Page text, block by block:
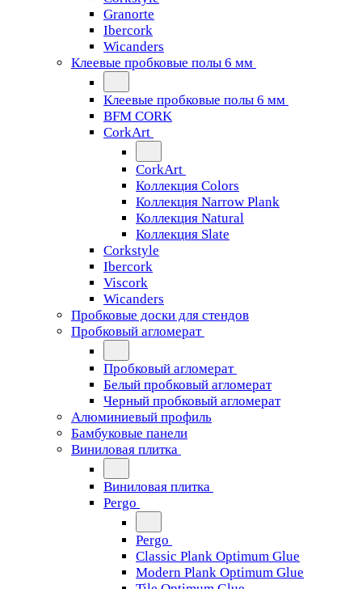
Granorte
Ibercork
Wicanders
Клеевые пробковые полы 6 мм
Клеевые пробковые полы 6 мм
BFM CORK
CorkArt
CorkArt
Коллекция Colors
Коллекция Narrow Plank
Коллекция Natural
Коллекция Slate
Corkstyle
Ibercork
Viscork
Wicanders
Пробковые доски для стендов
Пробковый агломерат
Пробковый агломерат
Белый пробковый агломерат
Черный пробковый агломерат
Алюминиевый профиль
Бамбуковые панели
Виниловая плитка
Виниловая плитка
Pergo
Pergo
Classic Plank Optimum Glue
Modern Plank Optimum Glue